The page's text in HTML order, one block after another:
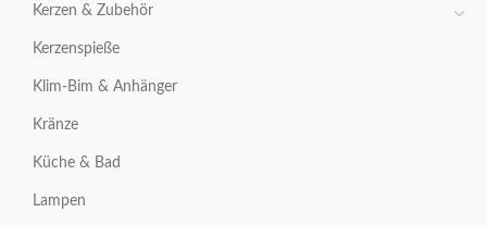
Kerzen & Zubehör
Kerzenspieße
Klim-Bim & Anhänger
Kränze
Küche & Bad
Lampen